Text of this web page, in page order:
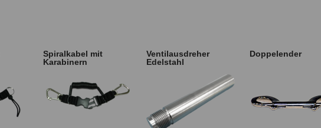
Spiralkabel mit
Karabinern
Ventilausdreher
Edelstahl
Doppelender